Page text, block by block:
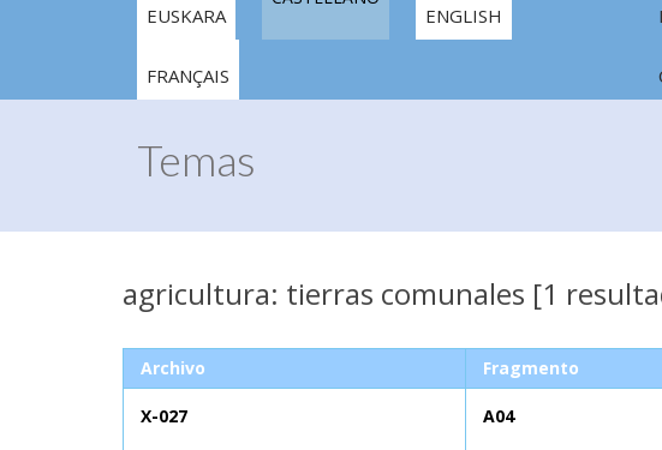
EUSKARA ENGLISH
FRANÇAIS
Temas
agricultura: tierras comunales [1
Archivo Fragmento
X-027 A04